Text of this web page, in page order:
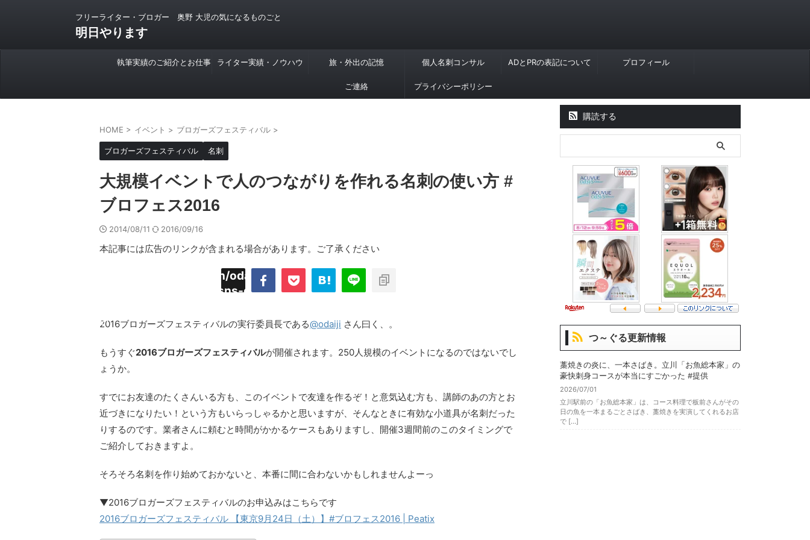
フリーライター・ブロガー 奥野 大児の気になるものごと
明日やります
執筆実績のご紹介とお仕事 ライター実績・ノウハウ 旅・外出の記憶 個人名刺コンサル ADとPRの表記について プロフィール
ご連絡 プライバシーポリシー
HOME > イベント > ブロガーズフェスティバル >
ブロガーズフェスティバル 名刺
大規模イベントで人のつながりを作れる名刺の使い方 #
ブロフェス2016
2014/08/11 2016/09/16
本記事には広告のリンクが含まれる場合があります。ご了承ください
"Twitter"
/home/daimyoojin/odaiji.com/public_html/blog/wp-
content/plugins/sns-count-cache/sns-count-
2016ブロガーズフェスティバルの実行委員長である@odaiji さん曰く、。
もうすぐ2016ブロガーズフェスティバルが開催されます。250人規模のイベントになるのではないでし
ょうか。
すでにお友達のたくさんいる方も、このイベントで友達を作るぞ！と意気込む方も、講師のあの方とお
近づきになりたい！という方もいらっしゃるかと思いますが、そんなときに有効な小道具が名刺だった
りするのです。業者さんに頼むと時間がかかるケースもありますし、開催3週間前のこのタイミングで
ご紹介しておきますよ。
そろそろ名刺を作り始めておかないと、本番に間に合わないかもしれませんよーっ
▼2016ブロガーズフェスティバルのお申込みはこちらです
2016ブロガーズフェスティバル 【東京9月24日（土）】#ブロフェス2016 | Peatix
購読する
つ～ぐる更新情報
藁焼きの炎に、一本さばき。立川「お魚総本家」の
豪快刺身コースが本当にすごかった #提供
2026/07/01
立川駅前の「お魚総本家」は、コース料理で板前さんがその
日の魚を一本まるごとさばき、藁焼きを実演してくれるお店
で […]